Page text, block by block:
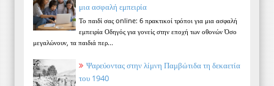
μια ασφαλή εμπειρία
Το παιδί σας online: 6 πρακτικοί τρόποι για μια ασφαλή
εμπειρία Οδηγός για γονείς στην εποχή των οθονών Όσο
μεγαλώνουν, τα παιδιά περ...
Ψαρεύοντας στην λίμνη Παμβώτιδα τη δεκαετία
του 1940